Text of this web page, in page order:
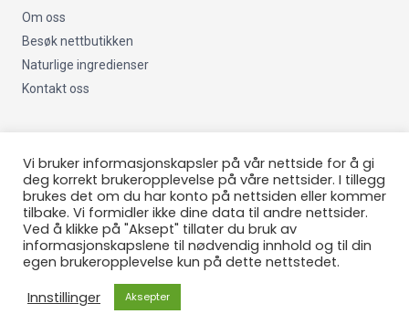
Om oss
Besøk nettbutikken
Naturlige ingredienser
Kontakt oss
Viktig info
Om oss
Fraktinfo
Kjøpsbetingelser
Returrett/Angrerett
Vi bruker informasjonskapsler på vår nettside for å gi
deg korrekt brukeropplevelse på våre nettsider. I tillegg
brukes det om du har konto på nettsiden eller kommer
tilbake. Vi formidler ikke dine data til andre nettsider.
Ved å klikke på "Aksept" tillater du bruk av
informasjonskapslene til nødvendig innhold og til din
egen brukeropplevelse kun på dette nettstedet.
Innstillinger
Aksepter